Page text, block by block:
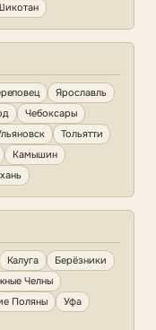
Ярославль
Чебоксары
Тольятти
Камышин
Калуга
Берёзники
Челны
Поляны
Уфа